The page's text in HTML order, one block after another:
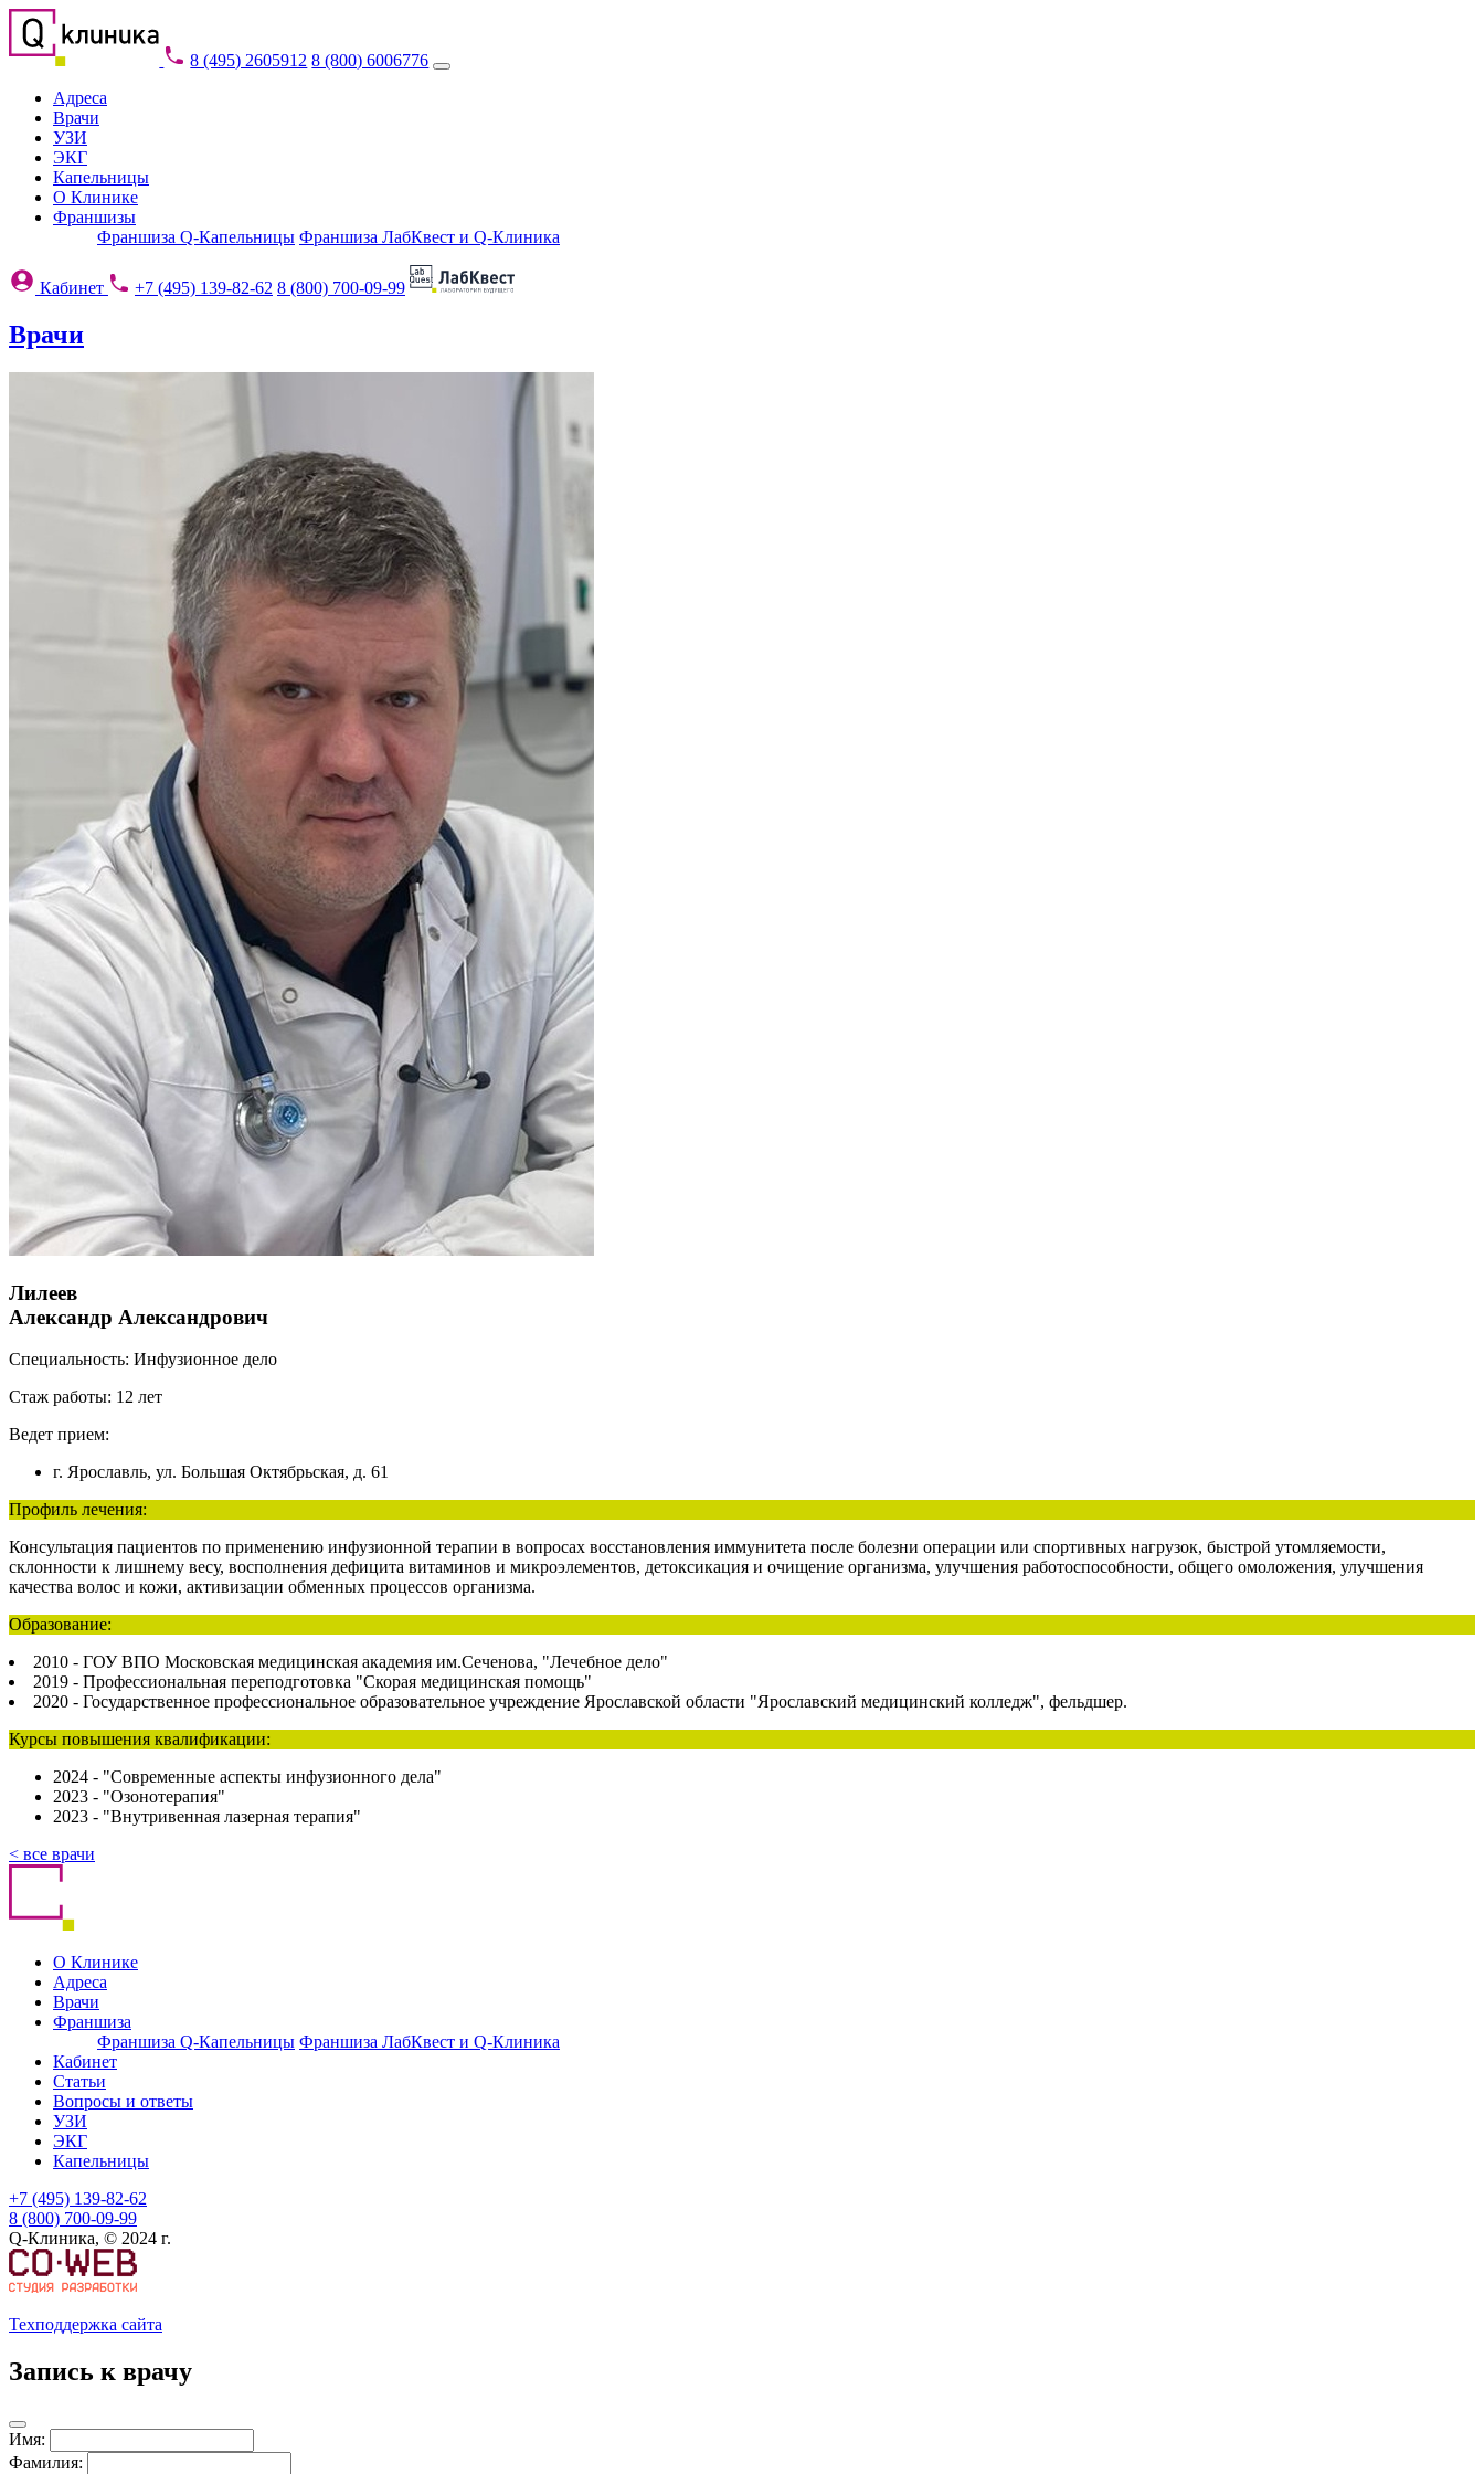
8 (495) 2605912 8 (800) 6006776
Адреса
Врачи
УЗИ
ЭКГ
Капельницы
О Клинике
Франшизы
Франшиза Q-Капельницы Франшиза ЛабКвест и Q-Клиника
Кабинет +7 (495) 139-82-62 8 (800) 700-09-99
Врачи
Лилеев
Александр Александрович
Специальность: Инфузионное дело
Стаж работы: 12 лет
Ведет прием:
г. Ярославль, ул. Большая Октябрьская, д. 61
Профиль лечения:
Консультация пациентов по применению инфузионной терапии в вопросах восстановления иммунитета после болезни операции или спортивных нагрузок, быстрой утомляемости,
склонности к лишнему весу, восполнения дефицита витаминов и микроэлементов, детоксикация и очищение организма, улучшения работоспособности, общего омоложения, улучшения
качества волос и кожи, активизации обменных процессов организма.
Образование:
2010 - ГОУ ВПО Московская медицинская академия им.Сеченова, "Лечебное дело"
2019 - Профессиональная переподготовка "Скорая медицинская помощь"
2020 - Государственное профессиональное образовательное учреждение Ярославской области "Ярославский медицинский колледж", фельдшер.
Курсы повышения квалификации:
2024 - "Современные аспекты инфузионного дела"
2023 - "Озонотерапия"
2023 - "Внутривенная лазерная терапия"
< все врачи
О Клинике
Адреса
Врачи
Франшиза
Франшиза Q-Капельницы Франшиза ЛабКвест и Q-Клиника
Кабинет
Статьи
Вопросы и ответы
УЗИ
ЭКГ
Капельницы
+7 (495) 139-82-62
8 (800) 700-09-99
Q-Клиника, © 2024 г.
Техподдержка сайта
Запись к врачу
Имя:
Фамилия: